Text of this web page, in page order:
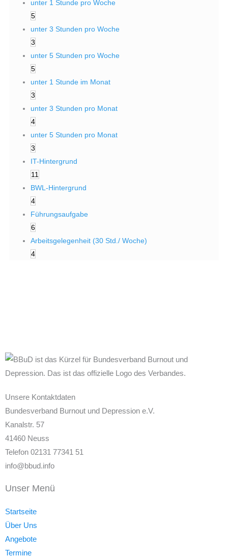
unter 1 Stunde pro Woche
5
unter 3 Stunden pro Woche
3
unter 5 Stunden pro Woche
5
unter 1 Stunde im Monat
3
unter 3 Stunden pro Monat
4
unter 5 Stunden pro Monat
3
IT-Hintergrund
11
BWL-Hintergrund
4
Führungsaufgabe
6
Arbeitsgelegenheit (30 Std./ Woche)
4
Unsere Kontaktdaten
Bundesverband Burnout und Depression e.V.
Kanalstr. 57
41460 Neuss
Telefon 02131 77341 51
info@bbud.info
Unser Menü
Startseite
Über Uns
Angebote
Termine